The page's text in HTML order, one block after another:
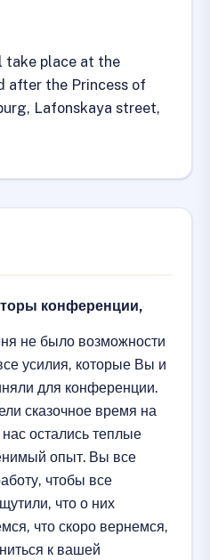
take place at the
after the Princess of
Lafonskaya street,
конференции,
не было возможности
усилия, которые Вы и
для конференции.
сказочное время на
остались теплые
опыт. Вы все
чтобы все
что о них
что скоро вернемся,
к вашей